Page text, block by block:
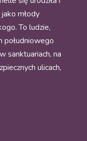
młody
To ludzie,
południowego
sanktuariach, na
ulicach,